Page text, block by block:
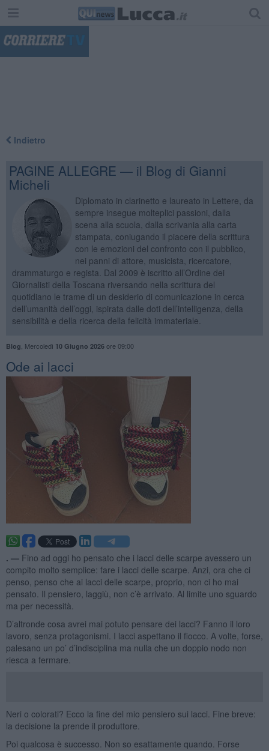
Indietro
PAGINE ALLEGRE — il Blog di Gianni
Micheli
Diplomato in clarinetto e laureato in Lettere, da
sempre insegue molteplici passioni, dalla
scena alla scuola, dalla scrivania alla carta
stampata, coniugando il piacere della scrittura
con le emozioni del confronto con il pubblico,
nei panni di attore, musicista, ricercatore,
drammaturgo e regista. Dal 2009 è iscritto all’Ordine dei
Giornalisti della Toscana riversando nella scrittura del
quotidiano le trame di un desiderio di comunicazione in cerca
dell’umanità dell’oggi, ispirata dalle doti dell’intelligenza, della
sensibilità e della ricerca della felicità immateriale.
Blog Mercoledì 10 Giugno 2026ore 09:00
Ode ai lacci
. — Fino ad oggi ho pensato che i lacci delle scarpe avessero un
compito molto semplice: fare i lacci delle scarpe. Anzi, ora che ci
penso, penso che ai lacci delle scarpe, proprio, non ci ho mai
pensato. Il pensiero, laggiù, non c’è arrivato. Al limite uno sguardo
ma per necessità.
D’altronde cosa avrei mai potuto pensare dei lacci? Fanno il loro
lavoro, senza protagonismi. I lacci aspettano il fiocco. A volte, forse,
palesano un po’ d’indisciplina ma nulla che un doppio nodo non
riesca a fermare.
Neri o colorati? Ecco la fine del mio pensiero sui lacci. Fine breve:
la decisione la prende il produttore.
Poi qualcosa è successo. Non so esattamente quando. Forse